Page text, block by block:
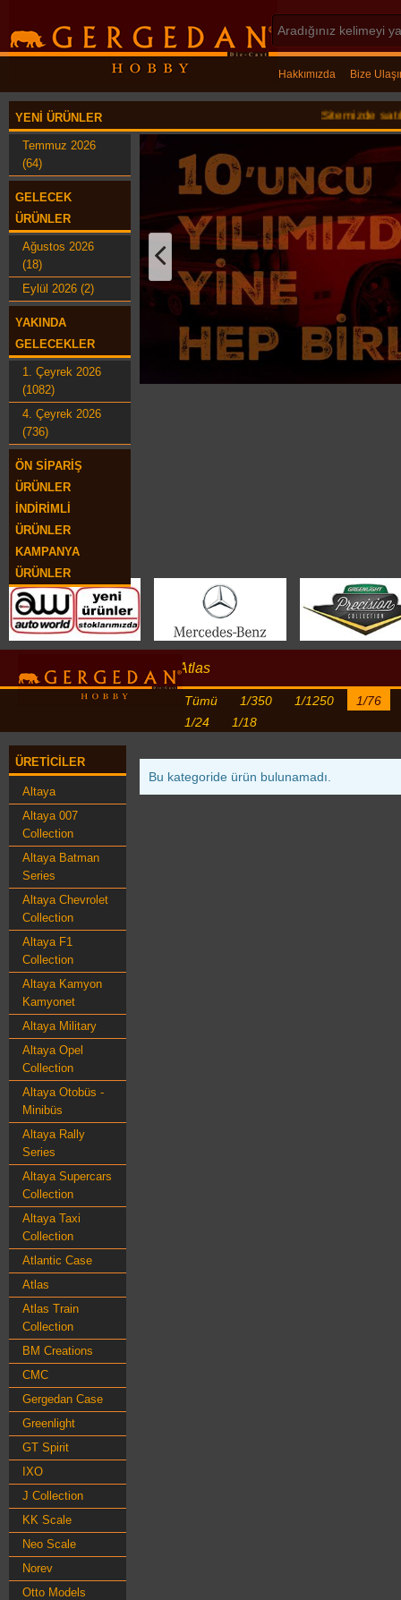
Hakkımızda Bize
YENI ÜRÜNLER
Temmuz 2026
(64)
GELECEK
ÜRÜNLER
Ağustos 2026
(18)
Eylül 2026 (2)
YAKINDA
GELECEKLER
1. Çeyrek 2026
(1082)
4. Çeyrek 2026
(736)
ÖN SIPARIŞ
ÜRÜNLER
İNDIRIMLI
ÜRÜNLER
KAMPANYA
ÜRÜNLER
Sitemizde satılan
Atlas
Tümü 1/350 1/1250
1/76
1/24
1/18
ÜRETICILER
Altaya
Altaya 007
Collection
Altaya Batman
Series
Altaya Chevrolet
Collection
Altaya F1
Collection
Altaya Kamyon
Kamyonet
Altaya Military
Altaya Opel
Collection
Altaya Otobüs -
Minibüs
Altaya Rally
Series
Altaya Supercars
Collection
Altaya Taxi
Collection
Atlantic Case
Atlas
Atlas Train
Collection
BM Creations
CMC
Gergedan Case
Greenlight
GT Spirit
IXO
J Collection
KK Scale
Neo Scale
Norev
Otto Models
Bu kategoride ürün bulunamadı.